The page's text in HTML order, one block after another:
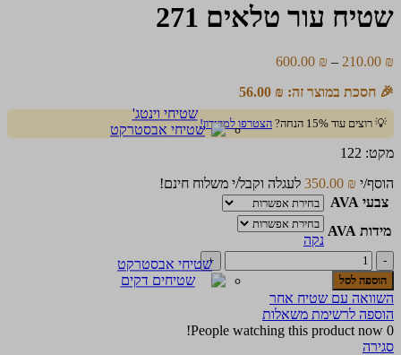
שטיחי וינטג'
שטיחי אבסטרקט
עד
שטיח עור טלאים 271
210.00 ₪
–
600.00 ₪
טווח
עד
🎉 חסכת במוצר זה: 56.00 ₪
💡 רוצים עוד 15% הנחה? הצטרפו למועדון!
מקט: 122
הוסף/י
350.00 ₪
לעגלה וקבל/י משלוח חינם!
צבעי AVA
מידות AVA
נקה
כמות
של
שטיח
עור
טלאים
271
הוספה לסל
השוואה עם שטיח אחר
הוספה לרשימת משאלות
0
People watching this product now!
סגירה